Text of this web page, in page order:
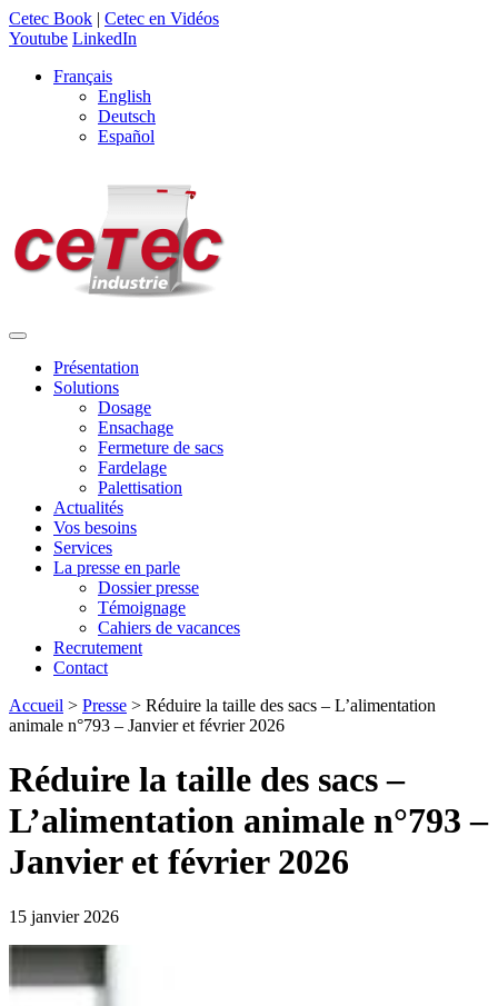
Cetec Book | Cetec en Vidéos
Youtube LinkedIn
Français
English
Deutsch
Español
Présentation
Solutions
Dosage
Ensachage
Fermeture de sacs
Fardelage
Palettisation
Actualités
Vos besoins
Services
La presse en parle
Dossier presse
Témoignage
Cahiers de vacances
Recrutement
Contact
Accueil > Presse > Réduire la taille des sacs – L’alimentation
animale n°793 – Janvier et février 2026
Réduire la taille des sacs –
L’alimentation animale n°793 –
Janvier et février 2026
15 janvier 2026